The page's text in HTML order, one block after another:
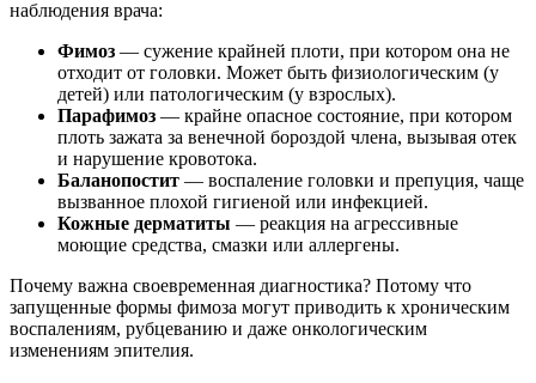
наблюдения врача:
Фимоз — сужение крайней плоти, при котором она не
отходит от головки. Может быть физиологическим (у
детей) или патологическим (у взрослых).
Парафимоз — крайне опасное состояние, при котором
плоть зажата за венечной бороздой члена, вызывая отек
и нарушение кровотока.
Баланопостит — воспаление головки и препуция, чаще
вызванное плохой гигиеной или инфекцией.
Кожные дерматиты — реакция на агрессивные
моющие средства, смазки или аллергены.
Почему важна своевременная диагностика? Потому что
запущенные формы фимоза могут приводить к хроническим
воспалениям, рубцеванию и даже онкологическим
изменениям эпителия.